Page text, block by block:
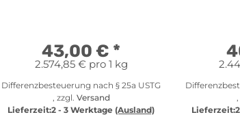
43,00 € *
2.574,85 € pro 1 kg
Differenzbesteuerung nach § 25a USTG
, zzgl. Versand
Lieferzeit:2 - 3 Werktage (Ausland)
Lieferzeit: